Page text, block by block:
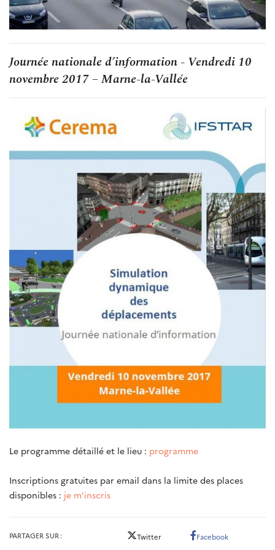
Journée nationale d’information - Vendredi 10
novembre 2017 – Marne-la-Vallée
Le programme détaillé et le lieu : programme
Inscriptions gratuites par email dans la limite des places
disponibles : je m’inscris
PARTAGER SUR Twitter Facebook